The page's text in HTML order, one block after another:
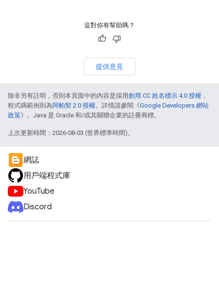
這對你有幫助嗎？
提供意見
除非另有註明，否則本頁面中的內容是採用創用 CC 姓名標示 4.0 授權 ，
程式碼範例則為阿帕契 2.0 授權。詳情請參閱《Google Developers 網站
政策》。Java 是 Oracle 和/或其關聯企業的註冊商標。
上次更新時間：2026-08-03 (世界標準時間)。
網誌
用戶端程式庫
YouTube
Discord